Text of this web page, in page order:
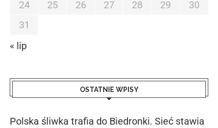
24
25 26 27 28 29
30
31
« lip
OSTATNIE WPISY
Polska śliwka trafia do Biedronki. Sieć stawia